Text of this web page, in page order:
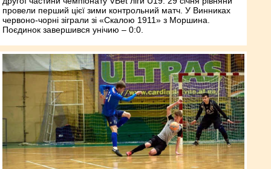
провели перший цієї зими контрольний матч. У Винниках
червоно-чорні зіграли зі «Скалою 1911» з Моршина.
Поєдинок завершився унічию – 0:0.